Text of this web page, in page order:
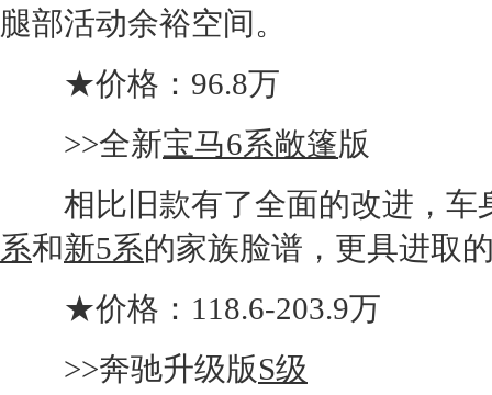
腿部活动余裕空间。
★价格：96.8万
>>全新宝马6系敞篷版
相比旧款有了全面的改进，车
系和新5系的家族脸谱，更具进取
★价格：118.6-203.9万
>>奔驰升级版S级